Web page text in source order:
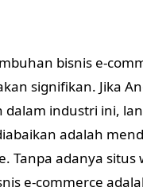
bisnis e-
signifikan. Jika
industri ini,
adalah
Tanpa adanya situs
e-commerce